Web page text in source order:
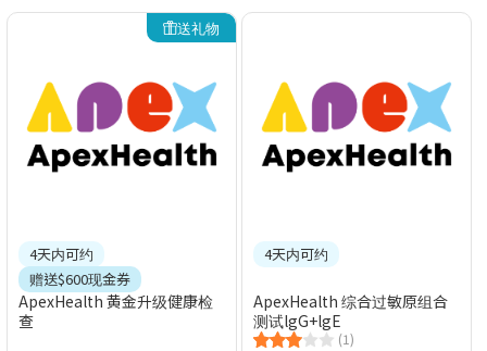
送礼物
4天内可约
赠送$600现金券
ApexHealth 黄金升级健康检
查
4天内可约
ApexHealth 综合过敏原组合
测试lgG+lgE
(1)